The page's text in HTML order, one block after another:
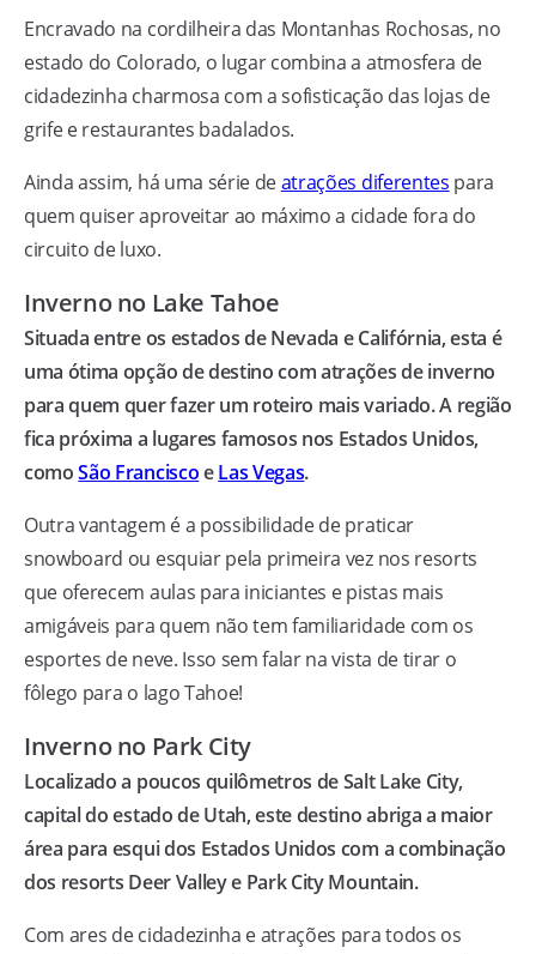
Encravado na cordilheira das Montanhas Rochosas, no
estado do Colorado, o lugar combina a atmosfera de
cidadezinha charmosa com a sofisticação das lojas de
grife e restaurantes badalados.
Ainda assim, há uma série deatrações diferentes para
quem quiser aproveitar ao máximo a cidade fora do
circuito de luxo.
Inverno no Lake Tahoe
Situada entre os estados de Nevada e Califórnia, esta é
uma ótima opção de destino com atrações de inverno
para quem quer fazer um roteiro mais variado. A região
fica próxima a lugares famosos nos Estados Unidos,
comoSão FranciscoeLas Vegas.
Outra vantagem é a possibilidade de praticar
snowboard ou esquiar pela primeira vez nos resorts
que oferecem aulas para iniciantes e pistas mais
amigáveis para quem não tem familiaridade com os
esportes de neve. Isso sem falar na vista de tirar o
fôlego para o lago Tahoe!
Inverno no Park City
Localizado a poucos quilômetros de Salt Lake City,
capital do estado de Utah, este destino abriga a maior
área para esqui dos Estados Unidos com a combinação
dos resorts Deer Valley e Park City Mountain.
Com ares de cidadezinha e atrações para todos os